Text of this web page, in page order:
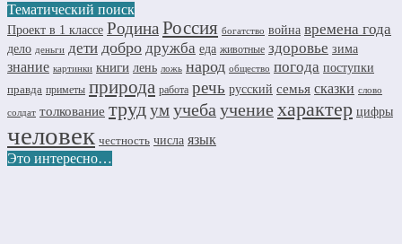
Тематический поиск
Проект в 1 классе Родина Россия богатство война времена года
дело деньги дети добро дружба еда животные здоровье зима
знание картинки книги лень ложь народ общество погода поступки
правда приметы природа работа речь русский семья сказки слово
солдат толкование трудумучеба учениехарактер цифры
человек честность числа язык
Это интересно…